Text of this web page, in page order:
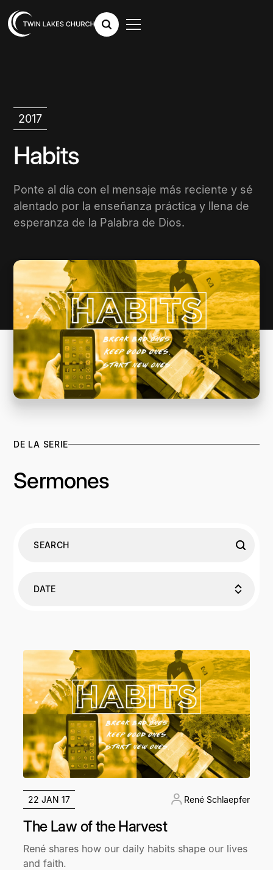
2017
Habits
Ponte al día con el mensaje más reciente y sé
alentado por la enseñanza práctica y llena de
esperanza de la Palabra de Dios.
DE LA SERIE
Sermones
DATE
22 JAN 17 René Schlaepfer
The Law of the Harvest
René shares how our daily habits shape our lives
and faith.